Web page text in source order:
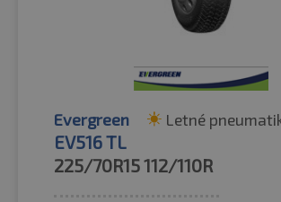
Evergreen Letné
EV516 TL
225/70R15112/110R